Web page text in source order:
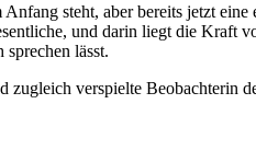
steht, aber bereits jetzt
und darin liegt die
lässt.
verspielte